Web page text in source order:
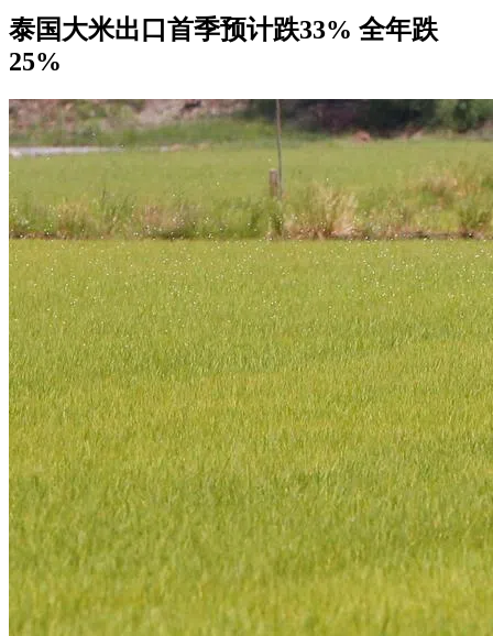
泰国大米出口首季预计跌33% 全年跌
25%